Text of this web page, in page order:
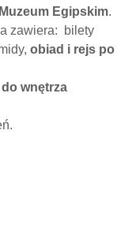
Egipskim.
zawiera: bilety
obiad i rejs po
wnętrza